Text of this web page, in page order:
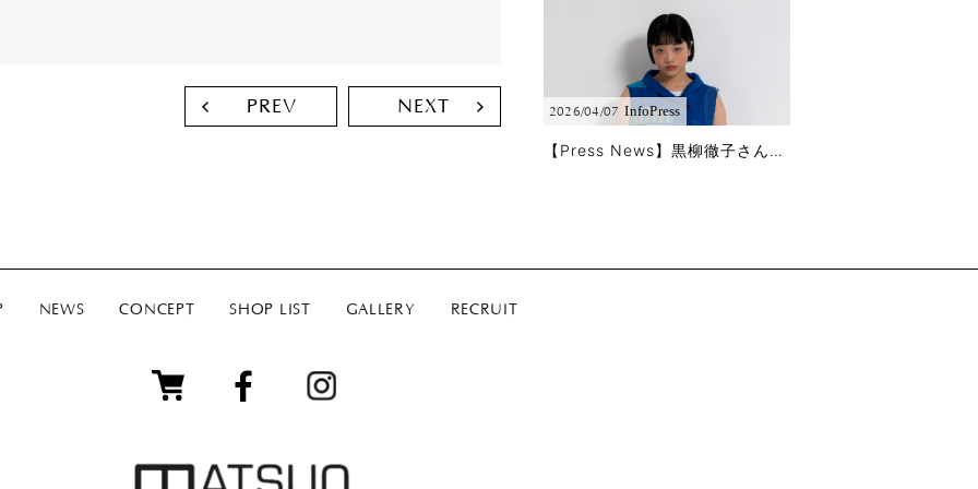
PREV NEXT 2026/04/07 InfoPress
【Press News】黒柳徹子さんに「徹子の部屋」で春夏コレクションをご着用頂きました!!
NEWS CONCEPT SHOP LIST GALLERY RECRUIT